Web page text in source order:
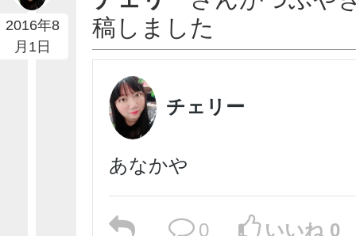
2016年8
月1日
稿しました
チェリー
あなかや
0 いいね 0